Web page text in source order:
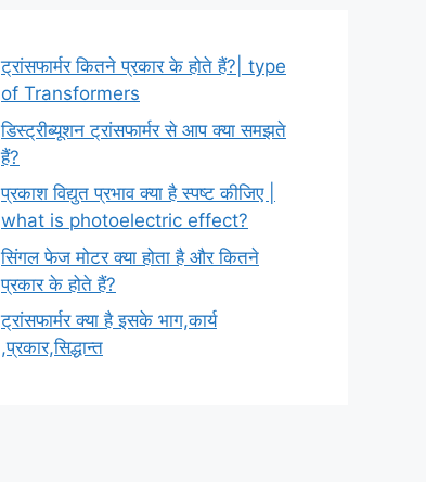
ट्रांसफार्मर कितने प्रकार के होते हैं?| type
of Transformers
डिस्ट्रीब्यूशन ट्रांसफार्मर से आप क्या समझते
हैं?
प्रकाश विद्युत प्रभाव क्या है स्पष्ट कीजिए |
what is photoelectric effect?
सिंगल फेज मोटर क्या होता है और कितने
प्रकार के होते हैं?
ट्रांसफार्मर क्या है इसके भाग,कार्य
,प्रकार,सिद्धान्त